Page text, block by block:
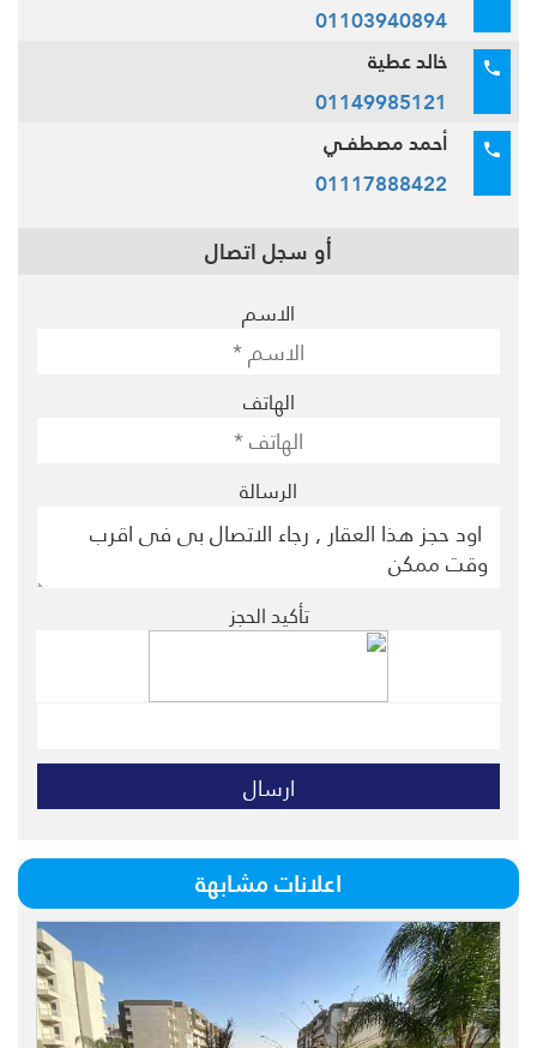
01103940894
خالد عطية
01149985121
أحمد مصطفـي
01117888422
أو سجل اتصال
الاسم
الهاتف
الرسالة
تأكيد الحجز
اعلانات مشابهة